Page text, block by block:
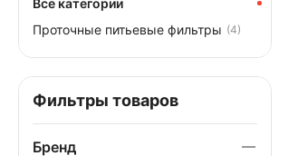
Проточные питьевые фильтры (4)
Фильтры товаров
Бренд